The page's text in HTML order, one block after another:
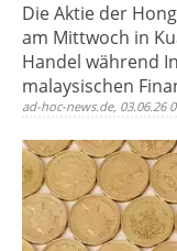
Die Aktie der
am Mittwoch in
Handel während
malaysischen
ad-hoc-news.de, 03.06.26